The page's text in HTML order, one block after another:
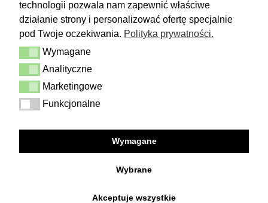
technologii pozwala nam zapewnić właściwe
działanie strony i personalizować ofertę specjalnie
pod Twoje oczekiwania. Polityka prywatności.
Wymagane
Wymagane
Analityczne
Analityczne
Marketingowe
Marketingowe
Funkcjonalne
Funkcjonalne
Wymagane
Wybrane
Akceptuje wszystkie
Masz 14 dni na podjęcie
decyzji i spokojne rozważenie zakupu.
Więcej
Dostawa i zwrot
Kontakt
Regulamin
Polityka prywatności